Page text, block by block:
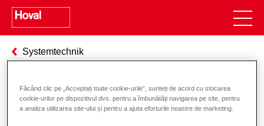
Systemtechnik
Responsabilitate pentru energie și
Făcând clic pe „Acceptați toate cookie-urile”, sunteți de acord cu stocarea
cookie-urilor pe dispozitivul dvs. pentru a îmbunătăți navigarea pe site, pentru
a analiza utilizarea site-ului și pentru a ajuta eforturile noastre de marketing.